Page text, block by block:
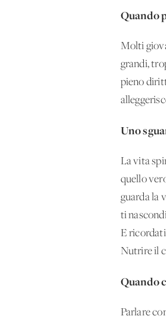
Quando
Molti
grandi,
pieno
Uno
La vita
quello
guarda la
ti
E
Nutrire il
Quando
Parlare